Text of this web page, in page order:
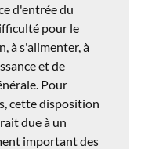
d'entrée du
pour le
à s'alimenter, à
et de
Pour
cette disposition
due à un
important des